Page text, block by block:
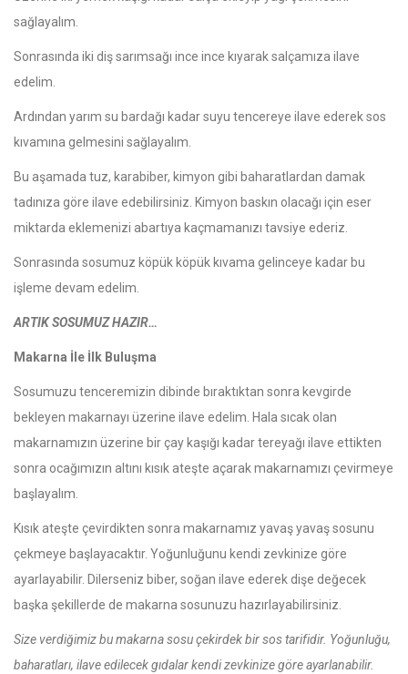
sağlayalım.
Sonrasında iki diş sarımsağı ince ince kıyarak salçamıza ilave
edelim.
Ardından yarım su bardağı kadar suyu tencereye ilave ederek sos
kıvamına gelmesini sağlayalım.
Bu aşamada tuz, karabiber, kimyon gibi baharatlardan damak
tadınıza göre ilave edebilirsiniz. Kimyon baskın olacağı için eser
miktarda eklemenizi abartıya kaçmamanızı tavsiye ederiz.
Sonrasında sosumuz köpük köpük kıvama gelinceye kadar bu
işleme devam edelim.
ARTIK SOSUMUZ HAZIR…
Makarna İle İlk Buluşma
Sosumuzu tenceremizin dibinde bıraktıktan sonra kevgirde
bekleyen makarnayı üzerine ilave edelim. Hala sıcak olan
makarnamızın üzerine bir çay kaşığı kadar tereyağı ilave ettikten
sonra ocağımızın altını kısık ateşte açarak makarnamızı çevirmeye
başlayalım.
Kısık ateşte çevirdikten sonra makarnamız yavaş yavaş sosunu
çekmeye başlayacaktır. Yoğunluğunu kendi zevkinize göre
ayarlayabilir. Dilerseniz biber, soğan ilave ederek dişe değecek
başka şekillerde de makarna sosunuzu hazırlayabilirsiniz.
Size verdiğimiz bu makarna sosu çekirdek bir sos tarifidir. Yoğunluğu,
baharatları, ilave edilecek gıdalar kendi zevkinize göre ayarlanabilir.